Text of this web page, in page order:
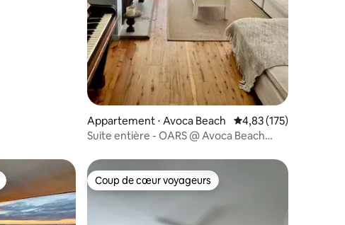
Appartement ⋅ Avoca Beach Évaluation moyenne
4,83 (175)
Suite entière - OARS @ Avoca Beach
Coup de cœur voyageurs
Coup de cœur voyageurs